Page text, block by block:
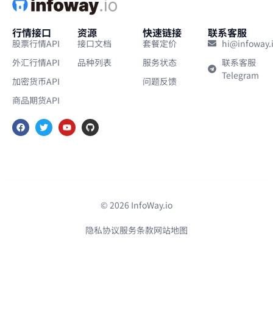
行情接口
股票行情API
外汇行情API
加密货币API
商品期货API
资源
接口文档
品种列表
快速链接
套餐定价
服务状态
问题反馈
联系客服
联系客服
Telegram
© 2026 InfoWay.io
隐私协议服务条款网站地图